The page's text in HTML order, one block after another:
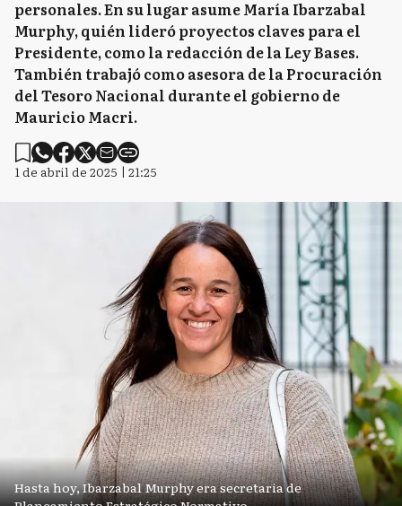
personales. En su lugar asume María Ibarzabal
Murphy, quién lideró proyectos claves para el
Presidente, como la redacción de la Ley Bases.
También trabajó como asesora de la Procuración
del Tesoro Nacional durante el gobierno de
Mauricio Macri.
1 de abril de 2025 | 21:25
Hasta hoy, Ibarzabal Murphy era secretaria de